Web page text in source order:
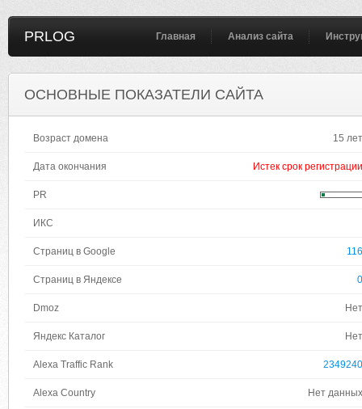
PRLOG Главная Анализ сайта
ОСНОВНЫЕ ПОКАЗАТЕЛИ САЙТА
Возраст домена 15 лет
Дата окончания Истек срок регистрации
PR
ИКС
Страниц в Google 116
Страниц в Яндексе 0
Dmoz Нет
Яндекс Каталог Нет
Alexa Traffic Rank 2349240
Alexa Country Нет данных